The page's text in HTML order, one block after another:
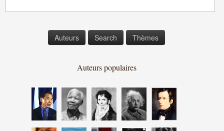
Auteurs Search Thèmes
Auteurs populaires